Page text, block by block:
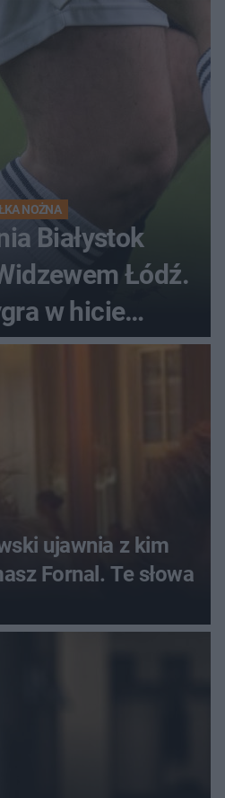
NOŻNA
Białystok
Łódź.
w hicie
ujawnia z kim
Fornal. Te słowa